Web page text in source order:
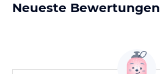
Neueste Bewertungen